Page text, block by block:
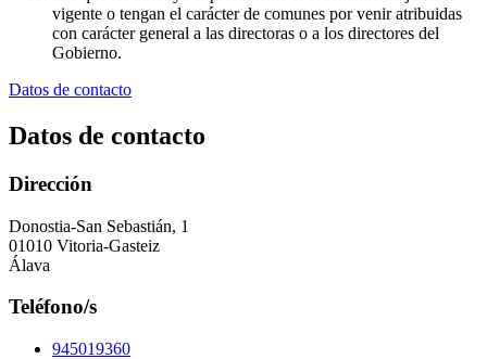
vigente o tengan el carácter de comunes por venir atribuidas
con carácter general a las directoras o a los directores del
Gobierno.
Datos de contacto
Datos de contacto
Dirección
Donostia-San Sebastián, 1
01010 Vitoria-Gasteiz
Álava
Teléfono/s
945019360